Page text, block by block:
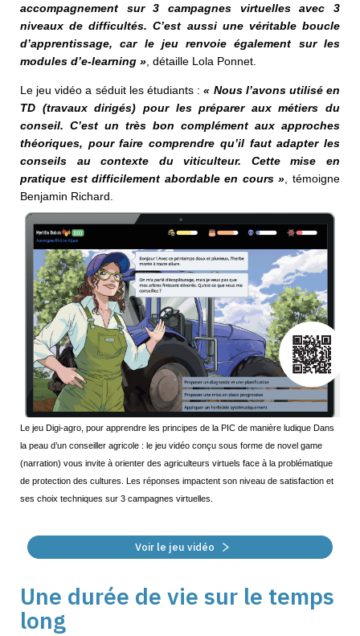
accompagnement sur 3 campagnes virtuelles avec 3
niveaux de difficultés. C’est aussi une véritable boucle
d’apprentissage, car le jeu renvoie également sur les
modules d’e-learning » , détaille Lola Ponnet.
Le jeu vidéo a séduit les étudiants :« Nous l’avons utilisé en
TD (travaux dirigés) pour les préparer aux métiers du
conseil. C’est un très bon complément aux approches
théoriques, pour faire comprendre qu’il faut adapter les
conseils au contexte du
viticulteur. Cette mise en
pratique est difficilement abordable en cours » , témoigne
Benjamin Richard.
Le jeu Digi-agro, pour apprendre les principes de la PIC de manière ludique Dans
la peau d’un conseiller agricole : le jeu vidéo conçu sous forme de novel game
(narration) vous invite à orienter des agriculteurs virtuels face à la problématique
de protection des cultures. Les réponses impactent son niveau de satisfaction et
ses choix techniques sur 3 campagnes virtuelles.
Voir le jeu vidéo
Une durée de vie sur le temps
long